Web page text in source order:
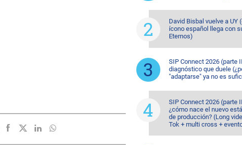
David Bisbal vuelve a UY
ícono español llega con
Eternos)
SIP Connect 2026 (parte
diagnóstico que duele
"adaptarse" ya no es
SIP Connect 2026 (parte
¿cómo nace el nuevo
de producción? (Long
Tok + multi cross +